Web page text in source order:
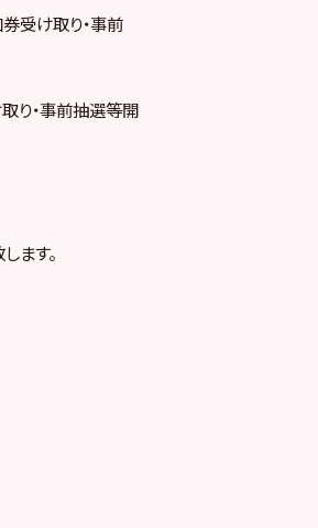
受け取り・事前
取り・事前抽選等開
ます。